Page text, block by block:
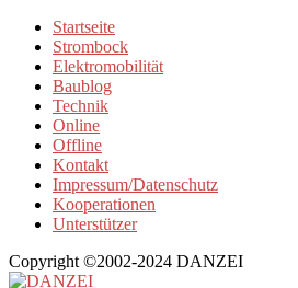
Startseite
Strombock
Elektromobilität
Baublog
Technik
Online
Offline
Kontakt
Impressum/Datenschutz
Kooperationen
Unterstützer
Copyright ©2002-2024 DANZEI